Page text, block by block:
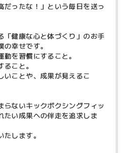
だったな！」という毎日を送っ
「健康な心と体づくり」のお手
幸せです。
を習慣にすること。
こと。
いことや、成果が見えるこ
らないキックボクシングフィッ
たい成果への伴走を追求しま
します。